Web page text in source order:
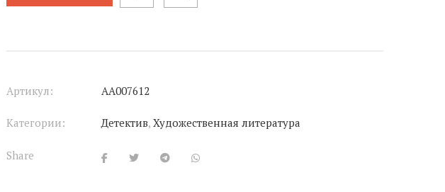
Артикул: АА007612
Категории: Детектив,Художественная литература
Share